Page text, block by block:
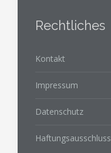
Rechtliches
Kontakt
Impressum
Datenschutz
Haftungsausschluss